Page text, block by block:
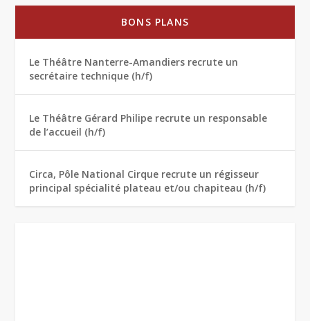
BONS PLANS
Le Théâtre Nanterre-Amandiers recrute un
secrétaire technique (h/f)
Le Théâtre Gérard Philipe recrute un responsable
de l’accueil (h/f)
Circa, Pôle National Cirque recrute un régisseur
principal spécialité plateau et/ou chapiteau (h/f)